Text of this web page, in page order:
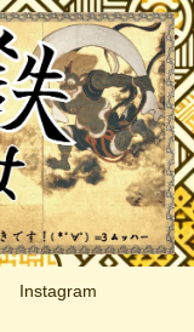
Instagram